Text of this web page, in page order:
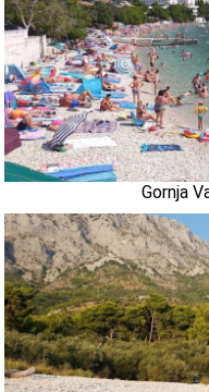
Gornja